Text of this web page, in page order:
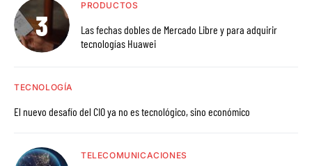
PRODUCTOS
Las fechas dobles de Mercado Libre y para adquirir
tecnologías Huawei
TECNOLOGÍA
El nuevo desafío del CIO ya no es tecnológico, sino económico
TELECOMUNICACIONES